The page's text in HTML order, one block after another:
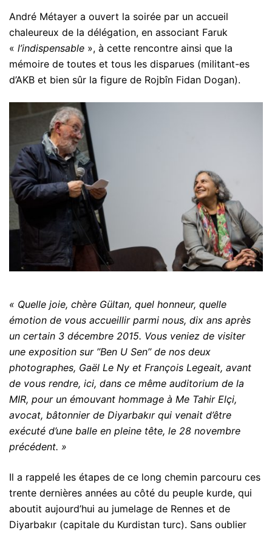
André Métayer a ouvert la soirée par un accueil
chaleureux de la délégation, en associant Faruk
« l’indispensable », à cette rencontre ainsi que la
mémoire de toutes et tous les disparues (militant-es
d’AKB et bien sûr la figure de Rojbîn Fidan Dogan).
« Quelle joie, chère Gültan, quel honneur, quelle
émotion de vous accueillir parmi nous, dix ans après
un certain 3 décembre 2015. Vous veniez de visiter
une exposition sur ’’Ben U Sen’’ de nos deux
photographes, Gaël Le Ny et François Legeait, avant
de vous rendre, ici, dans ce même auditorium de la
MIR, pour un émouvant hommage à Me Tahir Elçi,
avocat, bâtonnier de Diyarbakır qui venait d’être
exécuté d’une balle en pleine tête, le 28 novembre
précédent. »
Il a rappelé les étapes de ce long chemin parcouru ces
trente dernières années au côté du peuple kurde, qui
aboutit aujourd’hui au jumelage de Rennes et de
Diyarbakır (capitale du Kurdistan turc). Sans oublier